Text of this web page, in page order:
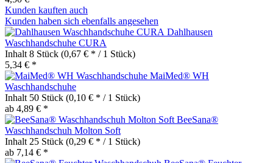
Kunden kauften auch
Kunden haben sich ebenfalls angesehen
Dahlhausen
Waschhandschuhe CURA
Inhalt 8 Stück (0,67 € * / 1 Stück)
5,34 € *
MaiMed® WH
Waschhandschuhe
Inhalt 50 Stück (0,10 € * / 1 Stück)
ab 4,89 € *
BeeSana®
Waschhandschuh Molton Soft
Inhalt 25 Stück (0,29 € * / 1 Stück)
ab 7,14 € *